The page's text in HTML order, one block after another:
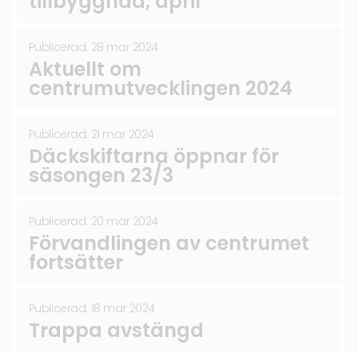
Publicerad: 28 mar 2024
Aktuellt om
centrumutvecklingen 2024
Publicerad: 21 mar 2024
Däckskiftarna öppnar för
säsongen 23/3
Publicerad: 20 mar 2024
Förvandlingen av centrumet
fortsätter
Publicerad: 18 mar 2024
Trappa avstängd